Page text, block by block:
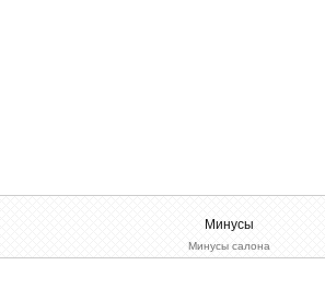
Минусы
Минусы салона